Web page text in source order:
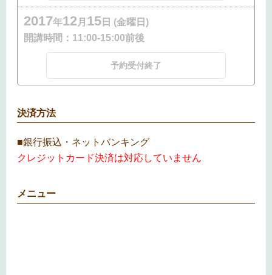
2017年12月 15 日 (金曜日)
開講時間： 11:00-15:00前後
予約受付終了
決済方法
■銀行振込・ネットバンキング
クレジットカード決済は対応していません
メニュー